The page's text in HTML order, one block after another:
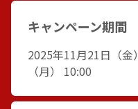
キャンペーン期間
2025年11月21日（金
（月） 10:00